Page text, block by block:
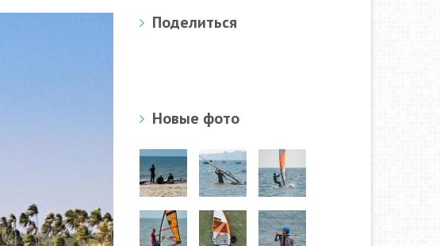
Поделиться
Новые фото